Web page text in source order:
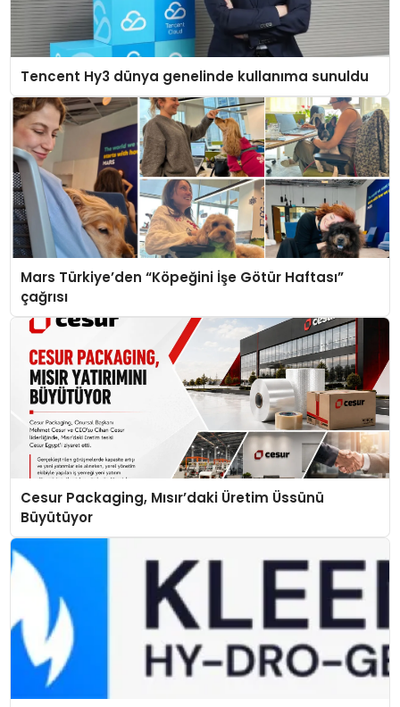
Tencent Hy3 dünya genelinde kullanıma sunuldu
Mars Türkiye’den “Köpeğini İşe Götür Haftası”
çağrısı
Cesur Packaging, Mısır’daki Üretim Üssünü
Büyütüyor